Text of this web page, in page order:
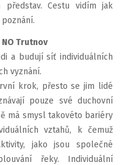
Cestu vidím jak
Trutnov
a budují síť individuálních
vyznání.
krok, přesto se jim lidé
pouze své duchovní
má smysl takovéto bariéry
vztahů, k čemuž
jako jsou společné
řeky. Individuální